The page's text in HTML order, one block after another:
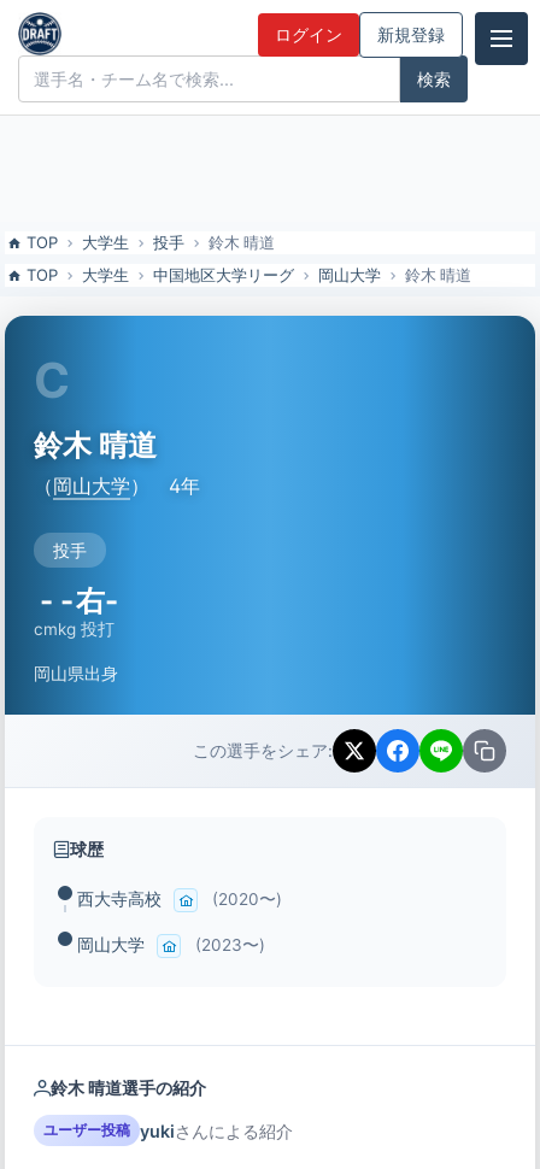
鈴木 晴道（岡山大）の特徴とドラフト評価 | ドラフト候補とみんなの
評価
ドラフト候補とみんなの評価 ログイン 新規登録
TOP 大学生 投手
鈴木 晴道
TOP
大学生 中国地区大学リーグ 岡山大学 鈴木 晴道
C
鈴木 晴道
（岡山大学） 4年
投手
-
cm
-
kg
右-
投打
岡山県出身
この選手をシェア:
球歴
西大寺高校 (2020〜)
岡山大学 (2023〜)
鈴木 晴道選手の紹介
ユーザー投稿 yukiさんによる紹介